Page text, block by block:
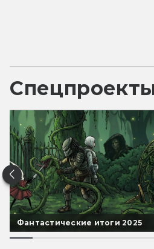
Фантастические итоги 2025